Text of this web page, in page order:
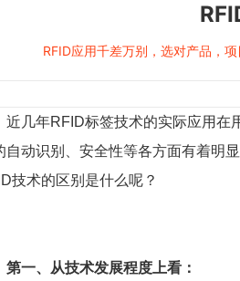
RFID应用千差万别，选对产品，
年RFID标签技术的实际应用在用
自动识别、安全性等各方面有着明
技术的区别是什么呢？
第一、从技术发展程度上看：